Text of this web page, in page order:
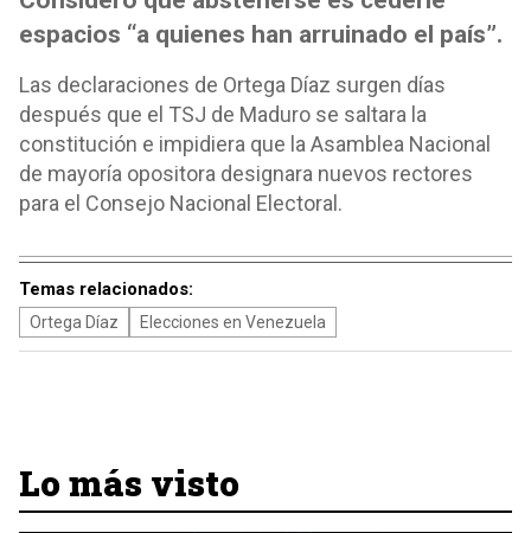
espacios “a quienes han arruinado el país”.
Las declaraciones de Ortega Díaz surgen días
después que el TSJ de Maduro se saltara la
constitución e impidiera que la Asamblea Nacional
de mayoría opositora designara nuevos rectores
para el Consejo Nacional Electoral.
Temas relacionados:
Ortega Díaz Elecciones en Venezuela
Lo más visto